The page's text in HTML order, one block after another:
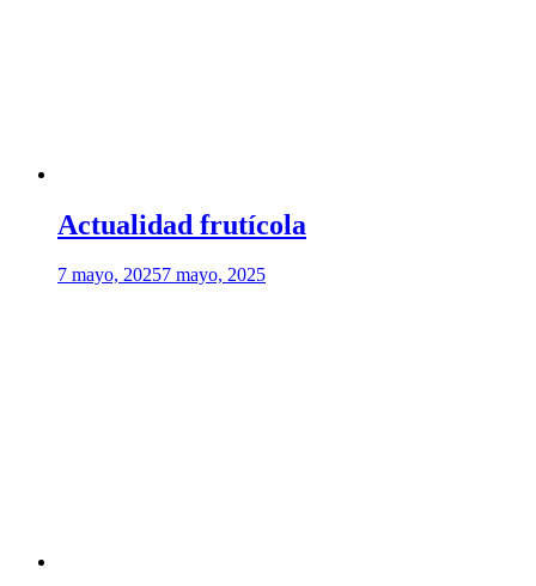
Actualidad frutícola
7 mayo, 20257 mayo, 2025